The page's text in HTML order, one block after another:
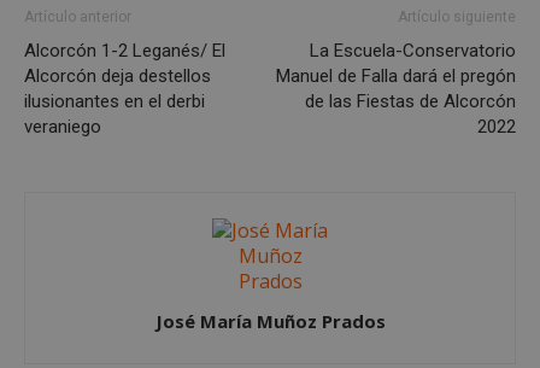
Artículo anterior
Alcorcón 1-2 Leganés/ El
Alcorcón deja destellos
ilusionantes en el derbi
veraniego
Artículo siguiente
La Escuela-Conservatorio
Manuel de Falla dará el pregón
de las Fiestas de Alcorcón
2022
José María Muñoz Prados
Google
Privacy Policy